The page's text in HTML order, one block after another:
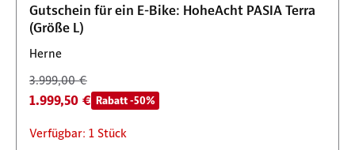
Gutschein für ein E-Bike: HoheAcht PASIA Terra
(Größe L)
Herne
3.999,00 €
1.999,50 € Rabatt -50%
Verfügbar: 1 Stück